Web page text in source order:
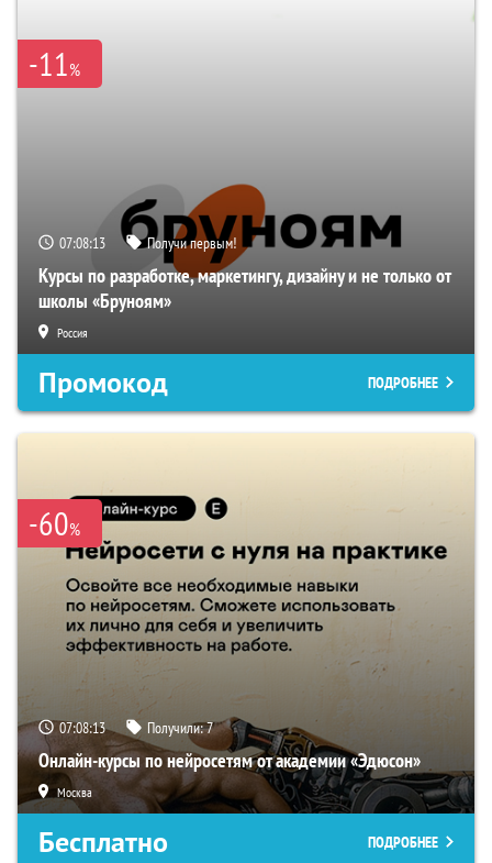
-11%
07:08:12 Получи первым!
Курсы по разработке, маркетингу, дизайну и не только от
школы «Бруноям»
Россия
Промокод ПОДРОБНЕЕ
-60%
07:08:12 Получили:7
Онлайн-курсы по нейросетям от академии «Эдюсон»
Москва
Бесплатно ПОДРОБНЕЕ